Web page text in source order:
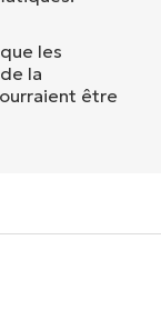
les
la
être